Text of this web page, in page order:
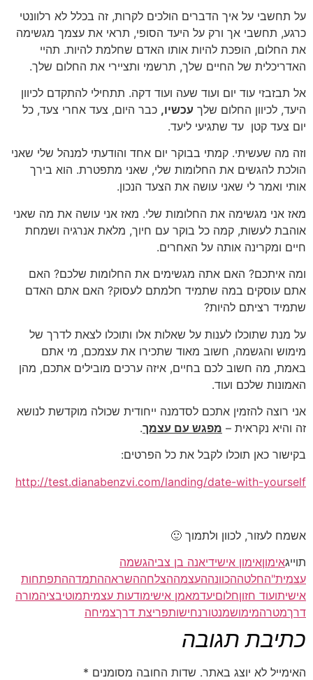
על תחשבי על איך הדברים הולכים לקרות, זה בכלל לא רלוונטי
כרגע, תחשבי אך ורק על היעד הסופי, תראי את עצמך מגשימה
את החלום, הופכת להיות אותו האדם שחלמת להיות. תהיי
האדריכלית של החיים שלך, תרשמי ותציירי את החלום שלך.
אל תבזבזי עוד יום ועוד שעה ועוד דקה. תתחילי להתקדם לכיוון
היעד, לכיוון החלום שלך עכשיו, כבר היום, צעד אחרי צעד, כל
יום צעד קטן עד שתגיעי ליעד.
וזה מה שעשיתי. קמתי בבוקר יום אחד והודעתי למנהל שלי שאני
הולכת להגשים את החלומות שלי, שאני מתפטרת. הוא בירך
אותי ואמר לי שאני עושה את הצעד הנכון.
מאז אני מגשימה את החלומות שלי. מאז אני עושה את מה שאני
אוהבת לעשות, קמה כל בוקר עם חיוך, מלאת אנרגיה ושמחת
חיים ומקרינה אותה על האחרים.
ומה איתכם? האם אתה מגשימים את החלומות שלכם? האם
אתם עוסקים במה שתמיד חלמתם לעסוק? האם אתם האדם
שתמיד רציתם להיות?
על מנת שתוכלו לענות על שאלות אלו ותוכלו לצאת לדרך של
מימוש והגשמה, חשוב מאוד שתכירו את עצמכם, מי אתם
באמת, מה חשוב לכם בחיים, איזה ערכים מובילים אתכם, מהן
האמונות שלכם ועוד.
אני רוצה להזמין אתכם לסדמנה ייחודית שכולה מוקדשת לנושא
זה והיא נקראית – מפגש עם עצמך.
בקישור כאן תוכלו לקבל את כל הפרטים:
http://test.dianabenzvi.com/landing/date-with-yourself
אשמח לעזור, לכוון ולתמוך 🙂
תוייגאימוןאימון אישידיאנה בן צביהגשמה
עצמית"החלטההכוונההעצמההצלחההשראההתמדההתפתחות
אישיתועוד חזוןחלוםיעדמאמן אישימודעות עצמיתמוטיבציהמורה
דרךמטרהמימושמנטורנחישותפריצת דרךצמיחה
כתיבת תגובה
האימייל לא יוצג באתר. שדות החובה מסומנים *